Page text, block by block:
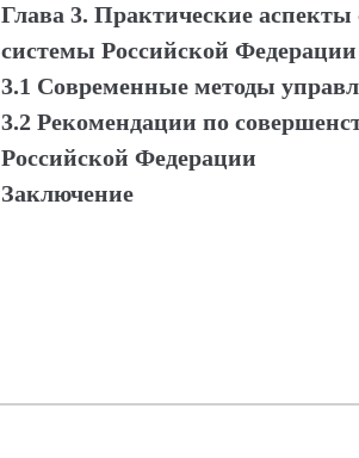
Глава 3. Практические
системы Российской Федерации
3.1 Современные методы
3.2 Рекомендации по
Российской Федерации
Заключение